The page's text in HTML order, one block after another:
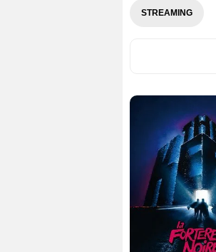
STREAMING